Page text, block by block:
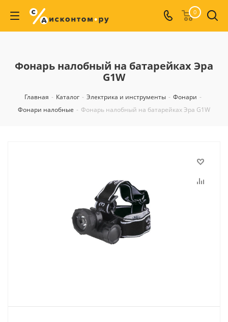
0
Фонарь налобный на батарейках Эра
G1W
Главная - Каталог - Электрика и инструменты - Фонари -
Фонари налобные - Фонарь налобный на батарейках Эра G1W